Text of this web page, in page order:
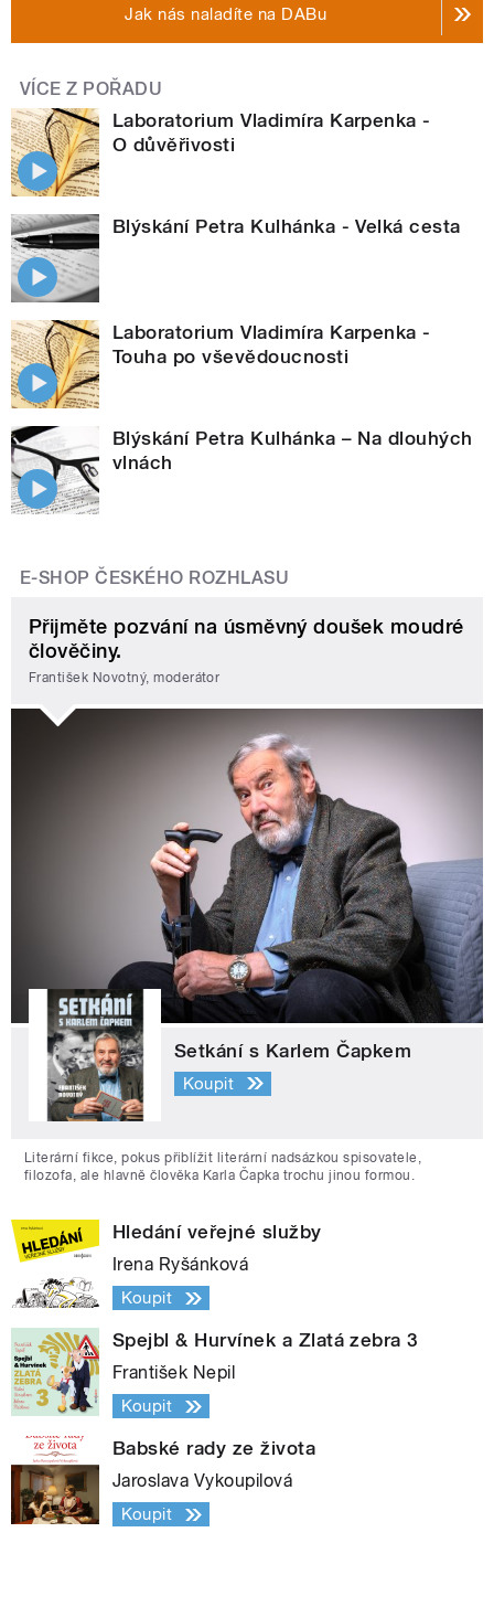
Jak nás naladíte na DABu
VÍCE Z POŘADU
Laboratorium Vladimíra Karpenka -
O důvěřivosti
Blýskání Petra Kulhánka - Velká cesta
Laboratorium Vladimíra Karpenka -
Touha po vševědoucnosti
Blýskání Petra Kulhánka – Na dlouhých
vlnách
E-SHOP ČESKÉHO ROZHLASU
Přijměte pozvání na úsměvný doušek moudré
člověčiny.
František Novotný, moderátor
Setkání s Karlem Čapkem
Koupit
Literární fikce, pokus přiblížit literární nadsázkou spisovatele,
filozofa, ale hlavně člověka Karla Čapka trochu jinou formou.
Hledání veřejné služby
Irena Ryšánková
Koupit
Spejbl & Hurvínek a Zlatá zebra 3
František Nepil
Koupit
Babské rady ze života
Jaroslava Vykoupilová
Koupit